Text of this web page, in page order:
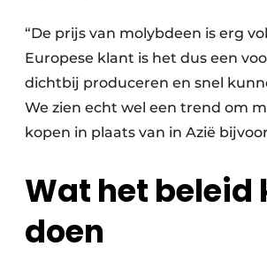
“De prijs van molybdeen is erg
Europese klant is het dus een
dichtbij produceren en snel
We zien echt wel een trend om
kopen in plaats van in Azië
Wat het beleid
doen